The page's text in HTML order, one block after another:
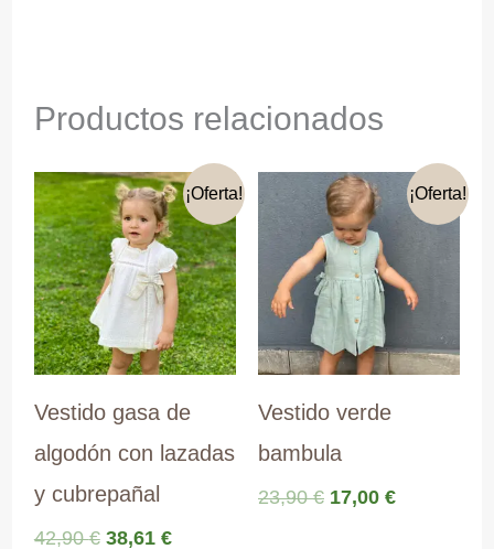
Productos relacionados
¡Oferta!
Vestido gasa de
algodón con lazadas
y cubrepañal
42,90€ El
38,61 €El
¡Oferta!
Vestido verde
bambula
23,90€ El
17,00 €El